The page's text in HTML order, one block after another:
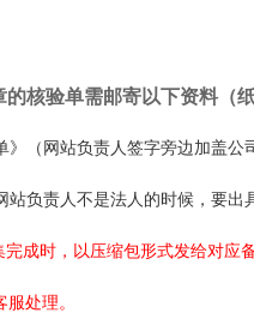
核验单需邮寄以下资料（
（网站负责人签字旁边加盖公
站负责人不是法人的时候，要出
成时，以压缩包形式发给对应
处理。